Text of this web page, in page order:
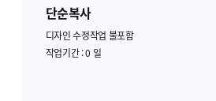
단순복사
디자인 수정작업 불포함
작업기간 :0 일